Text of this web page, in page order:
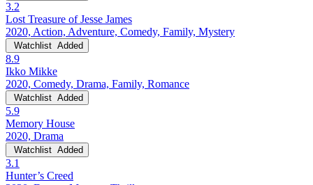
3.2
Lost Treasure of Jesse James
2020, Action, Adventure, Comedy, Family, Mystery
Watchlist Added
8.9
Ikko Mikke
2020, Comedy, Drama, Family, Romance
Watchlist Added
5.9
Memory House
2020, Drama
Watchlist Added
3.1
Hunter’s Creed